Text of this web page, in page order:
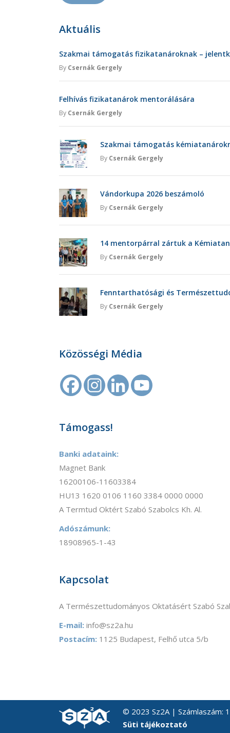
Aktuális
Szakmai támogatás fizikatanároknak –
By Csernák Gergely
Felhívás fizikatanárok mentorálására
By Csernák Gergely
Szakmai támogatás
By Csernák Gergely
Vándorkupa 2026 beszámoló
By Csernák Gergely
14 mentorpárral zártuk a
By Csernák Gergely
Fenntarthatósági és
By Csernák Gergely
Közösségi Média
Támogass!
Banki adataink:
Magnet Bank
16200106-11603384
HU13 1620 0106 1160 3384 0000 0000
A Termtud Oktért Szabó Szabolcs Kh. Al.
Adószámunk:
18908965-1-43
Kapcsolat
A Természettudományos Oktatásért Szabó
E-mail: info@sz2a.hu
Postacím: 1125 Budapest, Felhő utca 5/b
© 2023 Sz2A | Számlaszám:
Süti tájékoztató